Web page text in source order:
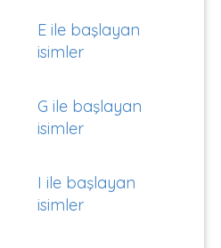
E ile başlayan
isimler
G ile başlayan
isimler
I ile başlayan
isimler